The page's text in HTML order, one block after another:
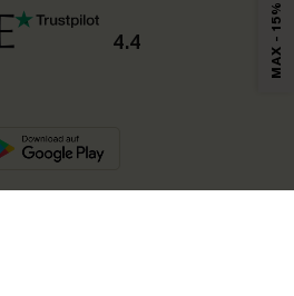
4.4 MAX - 15%